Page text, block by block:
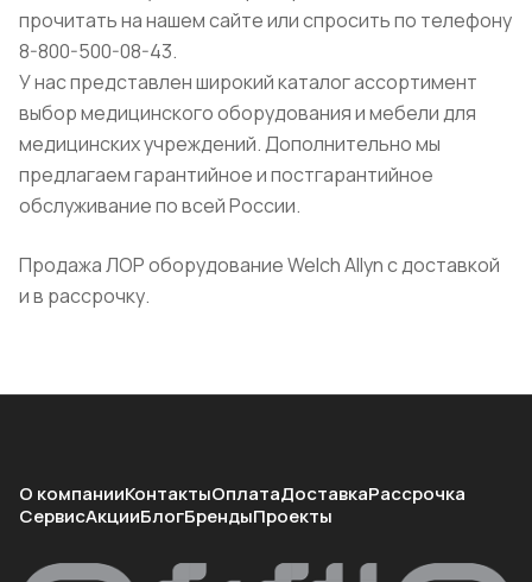
прочитать на нашем сайте или спросить по телефону
8-800-500-08-43.
У нас представлен широкий каталог ассортимент
выбор медицинского оборудования и мебели для
медицинских учреждений. Дополнительно мы
предлагаем гарантийное и постгарантийное
обслуживание по всей России.
Продажа ЛОР оборудование Welch Allyn с доставкой
и в рассрочку.
О компанииКонтактыОплатаДоставкаРассрочка
СервисАкцииБлогБрендыПроекты